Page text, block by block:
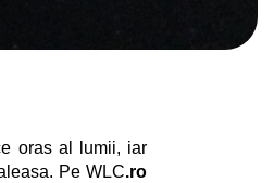
oras al lumii, iar
Pe WLC.ro